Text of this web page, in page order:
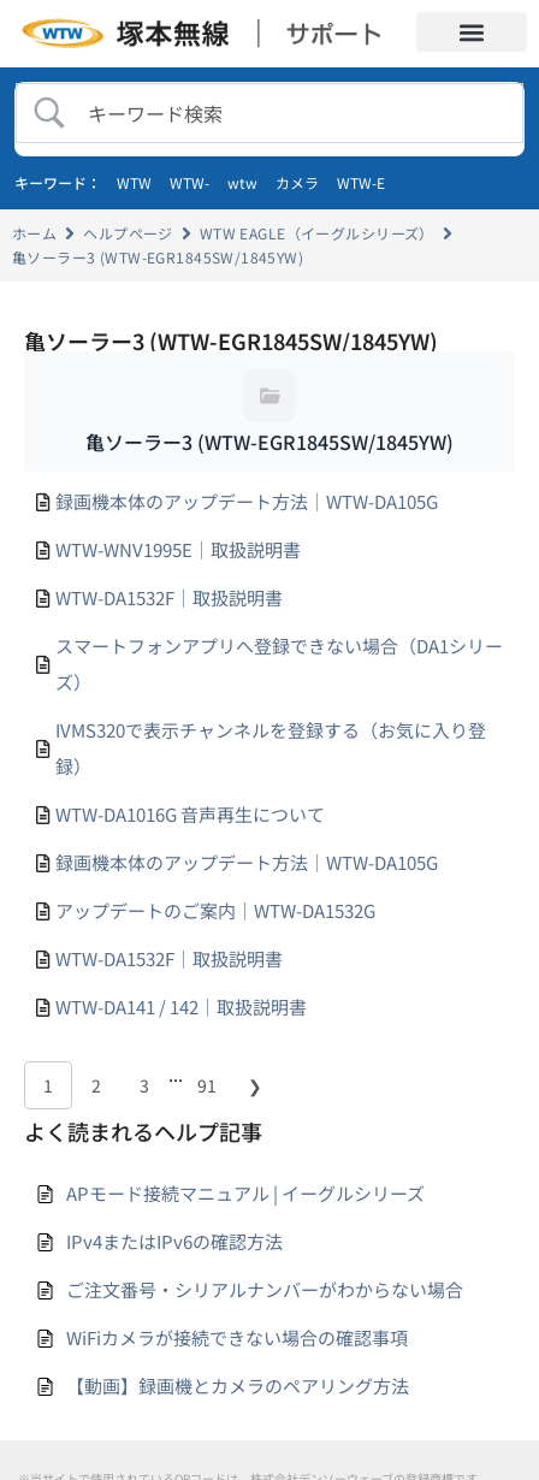
キーワード： WTW WTW- wtw カメラ WTW-E
ホーム ヘルプページ
WTW EAGLE（イーグルシリーズ）
亀ソーラー3 (WTW-EGR1845SW/1845YW)
亀ソーラー3 (WTW-EGR1845SW/1845YW)
亀ソーラー3 (WTW-EGR1845SW/1845YW)
録画機本体のアップデート方法｜WTW-DA105G
WTW-WNV1995E｜取扱説明書
WTW-DA1532F｜取扱説明書
スマートフォンアプリへ登録できない場合（DA1シリー
ズ）
IVMS320で表示チャンネルを登録する（お気に入り登
録）
WTW-DA1016G 音声再生について
録画機本体のアップデート方法｜WTW-DA105G
アップデートのご案内｜WTW-DA1532G
WTW-DA1532F｜取扱説明書
WTW-DA141 / 142｜取扱説明書
1 2 3 ... 91 ❯
よく読まれるヘルプ記事
APモード接続マニュアル | イーグルシリーズ
IPv4またはIPv6の確認方法
ご注文番号・シリアルナンバーがわからない場合
WiFiカメラが接続できない場合の確認事項
【動画】録画機とカメラのペアリング方法